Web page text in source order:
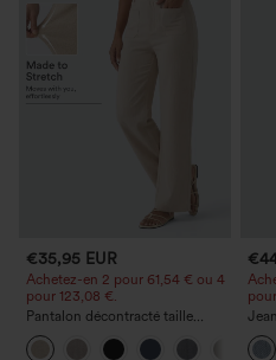
€35,95 EUR
Achetez-en 2 pour 61,54 € ou 4
pour 123,08 €.
Pantalon décontracté taille
haute à jambe droite, effet lin,
avec poches
à